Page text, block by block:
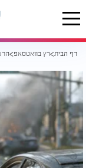
דף הבית רץ בוואטסאפ